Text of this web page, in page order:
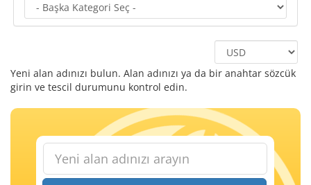
Yeni alan adınızı bulun. Alan adınızı ya da bir anahtar sözcük
girin ve tescil durumunu kontrol edin.